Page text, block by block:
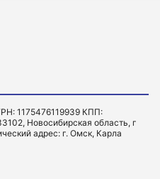
1175476119939 КПП:
Новосибирская область, г
адрес: г. Омск, Карла